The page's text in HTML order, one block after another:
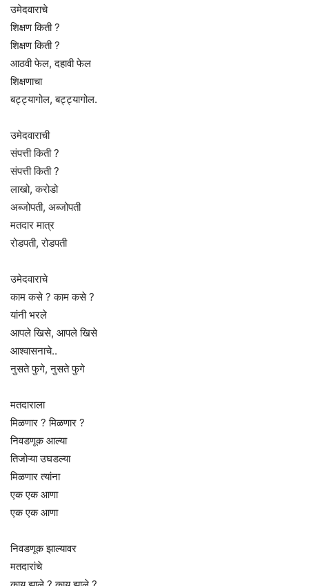
उमेदवाराचे
शिक्षण किती ?
शिक्षण किती ?
आठवी फेल, दहावी फेल
शिक्षणाचा
बट्ट्यागोल, बट्ट्यागोल.
उमेदवाराची
संपत्ती किती ?
संपत्ती किती ?
लाखो, करोडो
अब्जोपती, अब्जोपती
मतदार मात्र
रोडपती, रोडपती
उमेदवाराचे
काम कसे ? काम कसे ?
यांनी भरले
आपले खिसे, आपले खिसे
आश्वासनाचे..
नुसते फुगे, नुसते फुगे
मतदाराला
मिळणार ? मिळणार ?
निवडणूक आल्या
तिजोऱ्या उघडल्या
मिळणार त्यांना
एक एक आणा
एक एक आणा
निवडणूक झाल्यावर
मतदारांचे